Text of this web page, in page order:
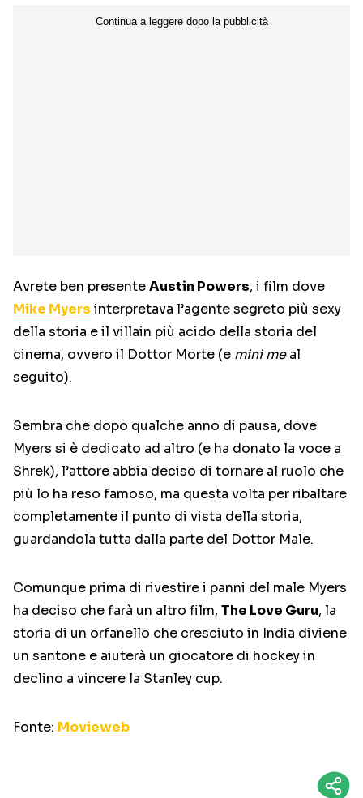
Avrete ben presenteAustin Powers, i film dove
Mike Myers interpretava l’agente segreto più sexy
della storia e il villain più acido della storia del
cinema, ovvero il Dottor Morte (e mini meal
seguito).
Sembra che dopo qualche anno di pausa, dove
Myers si è dedicato ad altro (e ha donato la voce a
Shrek), l’attore abbia deciso di tornare al ruolo che
più lo ha reso famoso, ma questa volta per ribaltare
completamente il punto di vista della storia,
guardandola tutta dalla parte del Dottor Male.
Comunque prima di rivestire i panni del male Myers
ha deciso che farà un altro film, The Love Guru, la
storia di un orfanello che cresciuto in India diviene
un santone e aiuterà un giocatore di hockey in
declino a vincere la Stanley cup.
Fonte: Movieweb